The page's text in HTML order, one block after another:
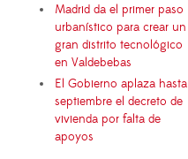
Madrid da el primer paso
urbanístico para crear un
gran distrito tecnológico
en Valdebebas
El Gobierno aplaza hasta
septiembre el decreto de
vivienda por falta de
apoyos